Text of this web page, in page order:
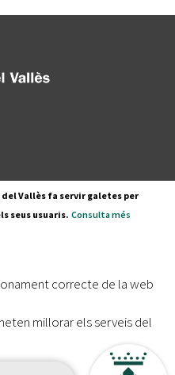
de dades
Vallès fa servir galetes per
seus usuaris. Consulta més
correcte de la web
millorar els serveis del